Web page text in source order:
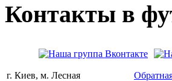
Контакты в
г. Киев, м. Лесная